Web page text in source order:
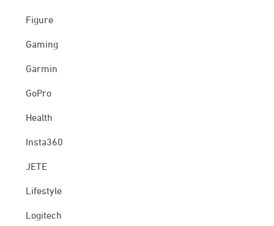
Figure
Gaming
Garmin
GoPro
Health
Insta360
JETE
Lifestyle
Logitech